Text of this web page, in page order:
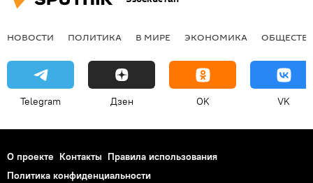
НОВОСТИ ПОЛИТИКА В МИРЕ ЭКОНОМИКА
Telegram Дзен OK VK
О проекте Контакты Правила использования
Политика конфиденциальности